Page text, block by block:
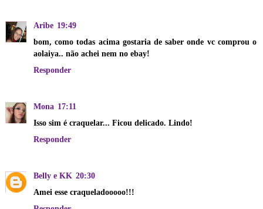
Aribe 19:49
bom, como todas acima gostaria de saber onde vc comprou o
aolaiya.. não achei nem no ebay!
Responder
Mona 17:11
Isso sim é craquelar... Ficou delicado. Lindo!
Responder
Belly e KK 20:30
Amei esse craqueladooooo!!!